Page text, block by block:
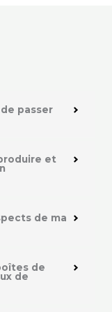
passer
et
de ma
de
de